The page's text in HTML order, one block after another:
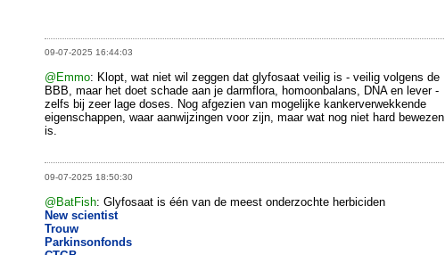
09-07-2025 16:44:03
@Emmo: Klopt, wat niet wil zeggen dat glyfosaat veilig is - veilig volgens de
BBB, maar het doet schade aan je darmflora, homoonbalans, DNA en lever -
zelfs bij zeer lage doses. Nog afgezien van mogelijke kankerverwekkende
eigenschappen, waar aanwijzingen voor zijn, maar wat nog niet hard bewezen
is.
09-07-2025 18:50:30
@BatFish: Glyfosaat is één van de meest onderzochte herbiciden
New scientist
Trouw
Parkinsonfonds